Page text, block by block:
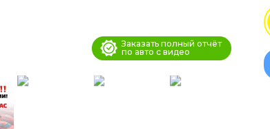
Заказать полный отчёт
по авто с видео